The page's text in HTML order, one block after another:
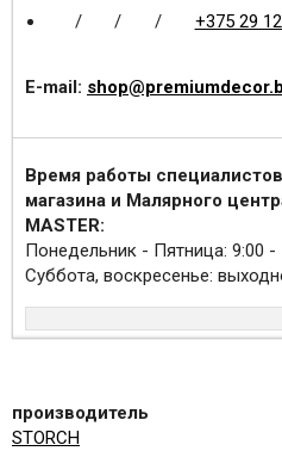
/
/ / +375 29
E-mail:
Время работы
магазина и Малярного
MASTER:
Понедельник - Пятница: 9:00 -
Суббота, воскресенье:
производитель
STORCH